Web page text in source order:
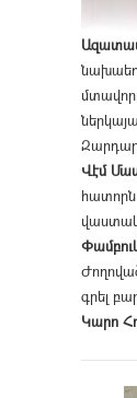
Վէմ
հատորն
գրել
Կարո